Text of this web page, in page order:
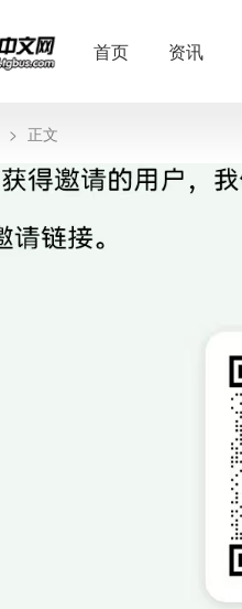
首页 资讯
> 正文